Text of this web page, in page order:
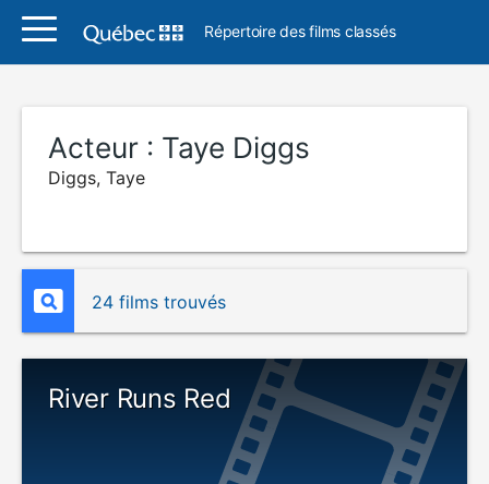
Répertoire des films classés
Acteur : Taye Diggs
Diggs, Taye
24 films trouvés
River Runs Red